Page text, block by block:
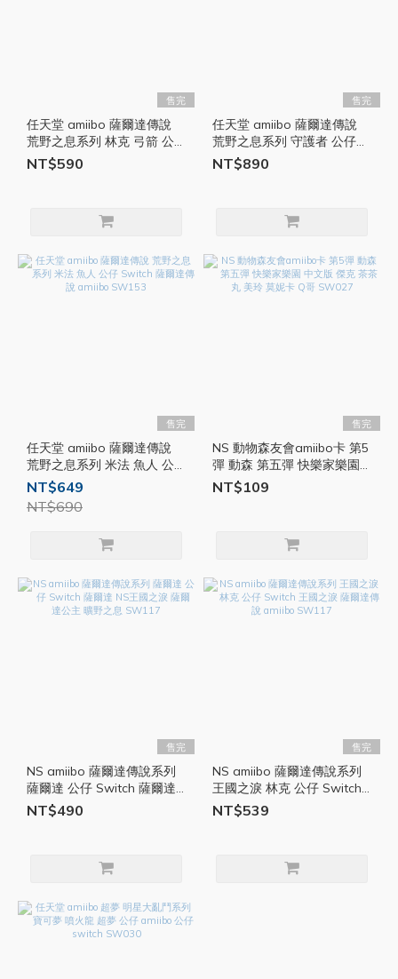
售完
任天堂 amiibo 薩爾達傳說
荒野之息系列 林克 弓箭 公
仔 Switch 薩爾達傳說
amiibo SW153
NT$590
售完
任天堂 amiibo 薩爾達傳說
荒野之息系列 守護者 公仔
Switch 薩爾達傳說 amiibo
SW153
NT$890
售完
任天堂 amiibo 薩爾達傳說
荒野之息系列 米法 魚人 公
仔 Switch 薩爾達傳說
amiibo SW153
NT$649
NT$690
售完
NS 動物森友會amiibo卡 第5
彈 動森 第五彈 快樂家樂園
中文版 傑克 茶茶丸 美玲 莫
妮卡 Q哥 SW027
NT$109
售完
NS amiibo 薩爾達傳說系列
薩爾達 公仔 Switch 薩爾達
NS王國之淚 薩爾達公主 曠
野之息 SW117
NT$490
售完
NS amiibo 薩爾達傳說系列
王國之淚 林克 公仔 Switch
王國之淚 薩爾達傳說 amiibo
SW117
NT$539